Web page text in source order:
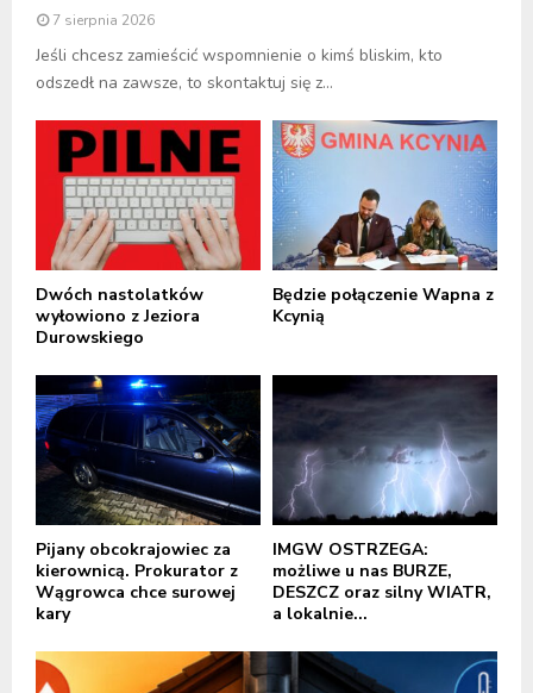
7 sierpnia 2026
Jeśli chcesz zamieścić wspomnienie o kimś bliskim, kto
odszedł na zawsze, to skontaktuj się z...
Dwóch nastolatków
wyłowiono z Jeziora
Durowskiego
Będzie połączenie Wapna z
Kcynią
Pijany obcokrajowiec za
kierownicą. Prokurator z
Wągrowca chce surowej
kary
IMGW OSTRZEGA:
możliwe u nas BURZE,
DESZCZ oraz silny WIATR,
a lokalnie...